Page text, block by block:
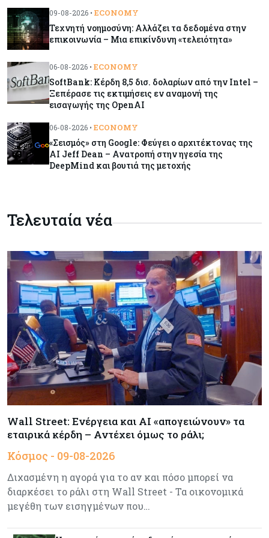
Κύπρος 09-08-2026
σύνδεση Κύπρου - Ελλάδας
Κόσμος
προκαλούν αντιδράσεις και ο λογαριασμός –
μαμούθ
Πώς οι big tech εκτόξευσαν την
κεφαλαιοποίηση του Nasdaq 100 κατά $3,5 τρισ.
Αρθρογραφία 09-08-2026
Η επενδυτική κουλτούρα που λείπει από την
Κύπρο
Τουρισμός 09-08-2026
Στη σκανδιναβική αγορά ποντάρει η Κύπρος για
περισσότερους επισκέπτες τον χειμώνα
Κόσμος
Ευρώπης - Τι θα γίνει τον χειμώνα
Ενέργεια 08-08-2026
Η χώρα με τα περισσότερα φωτοβολταϊκά στις
09-08-2026 • ECONOMY
Τεχνητή νοημοσύνη: Αλλάζει τα δεδομένα στην
επικοινωνία – Μια επικίνδυνη «τελειότητα»
06-08-2026 • ECONOMY
SoftBank: Κέρδη 8,5 δισ. δολαρίων από την Intel –
Ξεπέρασε τις εκτιμήσεις εν αναμονή της
εισαγωγής της OpenAI
06-08-2026 • ECONOMY
«Σεισμός» στη Google: Φεύγει ο αρχιτέκτονας της
AI Jeff Dean – Ανατροπή στην ηγεσία της
DeepMind και βουτιά της μετοχής
Τελευταία νέα
Wall Street: Ενέργεια και AI «απογειώνουν» τα
εταιρικά κέρδη – Αντέχει όμως το ράλι;
Κόσμος - 09-08-2026
Διχασμένη η αγορά για το αν και πόσο μπορεί να
διαρκέσει το ράλι στη Wall Street - Τα οικονομικά
μεγέθη των εισηγμένων που…